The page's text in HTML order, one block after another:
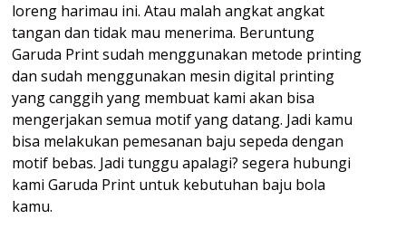
loreng harimau ini. Atau malah angkat angkat
tangan dan tidak mau menerima. Beruntung
Garuda Print sudah menggunakan metode printing
dan sudah menggunakan mesin digital printing
yang canggih yang membuat kami akan bisa
mengerjakan semua motif yang datang. Jadi kamu
bisa melakukan pemesanan baju sepeda dengan
motif bebas. Jadi tunggu apalagi? segera hubungi
kami Garuda Print untuk kebutuhan baju bola
kamu.